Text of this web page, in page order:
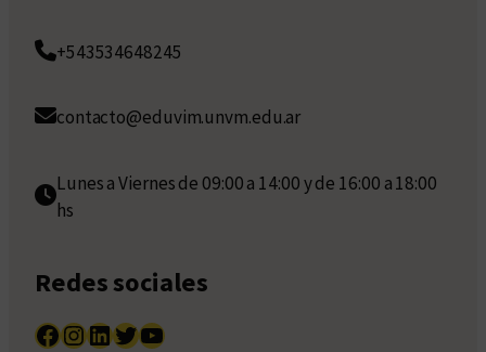
+543534648245
contacto@eduvim.unvm.edu.ar
Lunes a Viernes de 09:00 a 14:00 y de 16:00 a 18:00
hs
Redes sociales
Facebook InstagramLinkedIn Twitter YouTube